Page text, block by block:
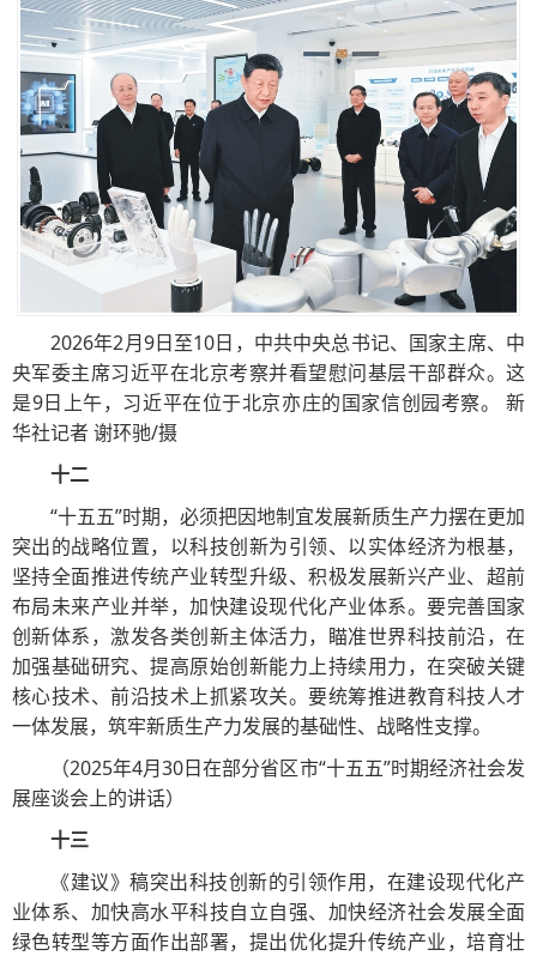
2026年2月9日至10日，中共中央总书记、国家主席、中
央军委主席习近平在北京考察并看望慰问基层干部群众。这
是9日上午，习近平在位于北京亦庄的国家信创园考察。 新
华社记者 谢环驰/摄
十二
“十五五”时期，必须把因地制宜发展新质生产力摆在更加
突出的战略位置，以科技创新为引领、以实体经济为根基，
坚持全面推进传统产业转型升级、积极发展新兴产业、超前
布局未来产业并举，加快建设现代化产业体系。要完善国家
创新体系，激发各类创新主体活力，瞄准世界科技前沿，在
加强基础研究、提高原始创新能力上持续用力，在突破关键
核心技术、前沿技术上抓紧攻关。要统筹推进教育科技人才
一体发展，筑牢新质生产力发展的基础性、战略性支撑。
（2025年4月30日在部分省区市“十五五”时期经济社会发
展座谈会上的讲话）
十三
《建议》稿突出科技创新的引领作用，在建设现代化产
业体系、加快高水平科技自立自强、加快经济社会发展全面
绿色转型等方面作出部署，提出优化提升传统产业，培育壮